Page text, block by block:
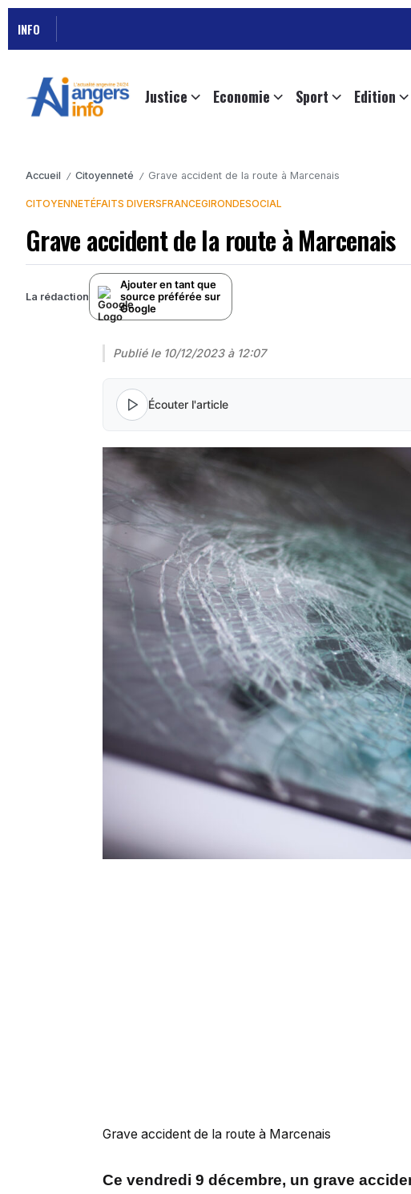
INFO
Justice Economie Sport Edition
Accueil / Citoyenneté / Grave accident de la route à Marcenais
CITOYENNETÉFAITS DIVERSFRANCEGIRONDESOCIAL
Grave accident de la route à Marcenais
La rédaction
Ajouter en tant que
source préférée sur
Google
Publié le 10/12/2023 à 12:07
Écouter l'article
Grave accident de la route à Marcenais
Ce vendredi 9 décembre, un grave